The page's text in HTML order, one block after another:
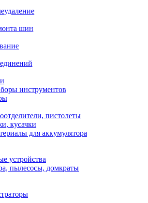
шин
инструментов
пистолеты
кусачки
для аккумулятора
устройства
пылесосы, домкраты